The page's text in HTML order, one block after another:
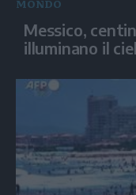
MONDO
Messico,
illuminano il